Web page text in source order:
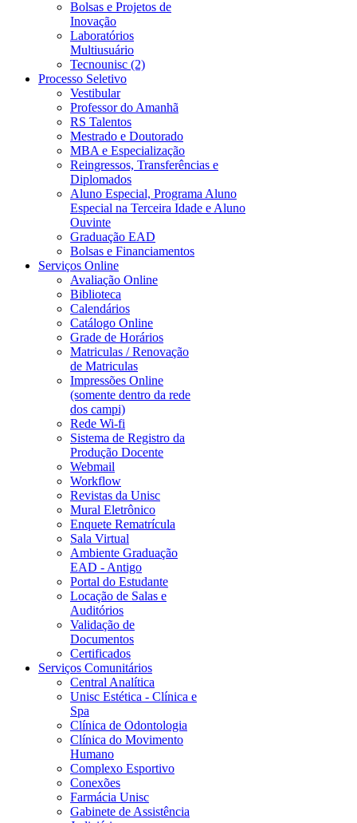
Bolsas e Projetos de
Inovação
Laboratórios
Multiusuário
Tecnounisc (2)
Processo Seletivo
Vestibular
Professor do Amanhã
RS Talentos
Mestrado e Doutorado
MBA e Especialização
Reingressos, Transferências e
Diplomados
Aluno Especial, Programa Aluno
Especial na Terceira Idade e Aluno
Ouvinte
Graduação EAD
Bolsas e Financiamentos
Serviços Online
Avaliação Online
Biblioteca
Calendários
Catálogo Online
Grade de Horários
Matriculas / Renovação
de Matriculas
Impressões Online
(somente dentro da rede
dos campi)
Rede Wi-fi
Sistema de Registro da
Produção Docente
Webmail
Workflow
Revistas da Unisc
Mural Eletrônico
Enquete Rematrícula
Sala Virtual
Ambiente Graduação
EAD - Antigo
Portal do Estudante
Locação de Salas e
Auditórios
Validação de
Documentos
Certificados
Serviços Comunitários
Central Analítica
Unisc Estética - Clínica e
Spa
Clínica de Odontologia
Clínica do Movimento
Humano
Complexo Esportivo
Conexões
Farmácia Unisc
Gabinete de Assistência